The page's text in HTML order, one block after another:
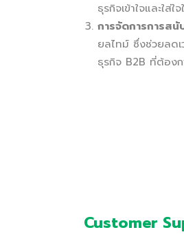
ธุรกิจเข้าใจและใส่
การจัดการการส
ยลไทม์ ซึ่งช่วยลด
ธุรกิจ B2B ที่ต้อง
Customer